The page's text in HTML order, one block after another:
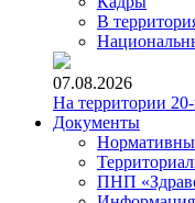
В
07.08.2026
На территории
Документы
ПНП